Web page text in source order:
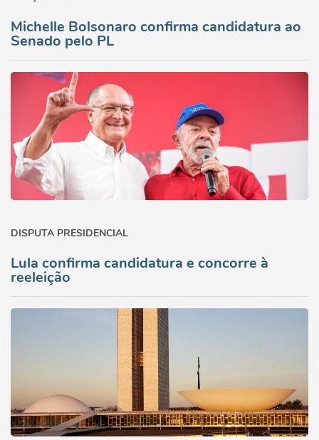
Michelle Bolsonaro confirma candidatura ao
Senado pelo PL
DISPUTA PRESIDENCIAL
Lula confirma candidatura e concorre à
reeleição